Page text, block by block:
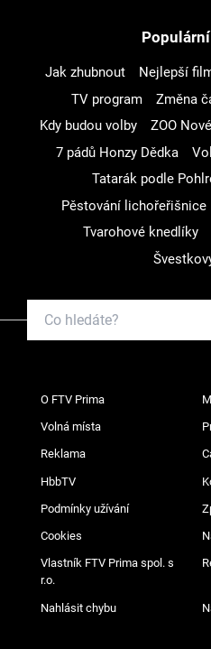
Jak zhubnout Nejlepší
TV program
Změna
Kdy budou volby
ZOO
7 pádů Honzy Dědka
Tatarák podle
Pěstování lichořeřišnice
Tvarohové knedlíky
O FTV Prima
Volná místa
Reklama
HbbTV
Podmínky užívání
Cookies
Vlastník FTV Prima spol. s
r.o.
Nahlásit chybu